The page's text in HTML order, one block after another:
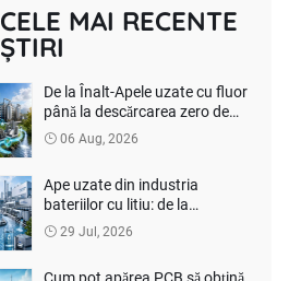
CELE MAI RECENTE
ȘTIRI
De la Înalt-Apele uzate cu fluor
până la descărcarea zero de
lichide: Cum pot companiile de
baterii cu litiu să reducă
06 Aug, 2026
Ape uzate din industria
bateriilor cu litiu: de la
„Conformitatea de descărcare”
la recuperarea resurselor
29 Jul, 2026